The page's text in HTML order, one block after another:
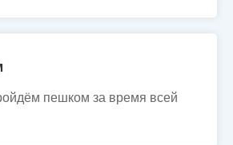
пешком за время всей